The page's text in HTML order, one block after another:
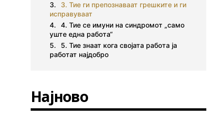
3. Тие ги препознаваат грешките и ги
исправуваат
4. Тие се имуни на синдромот „само
уште една работа“
5. Тие знаат кога својата работа ја
работат најдобро
Најново